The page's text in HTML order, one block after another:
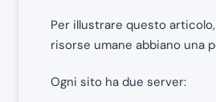
Per illustrare questo
risorse umane abbiano una
Ogni sito ha due server: